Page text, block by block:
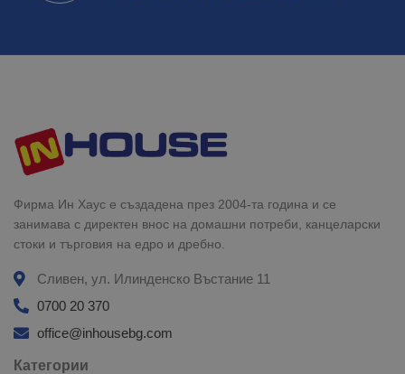
Фирма Ин Хаус е създадена през 2004-та година и се
занимава с директен внос на домашни потреби, канцеларски
стоки и търговия на едро и дребно.
Сливен, ул. Илинденско Въстание 11
0700 20 370
office@inhousebg.com
Категории